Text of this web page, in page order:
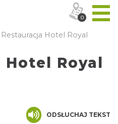
Restauracja Hotel Royal
Royal
ODSŁUCHAJ TEKST
0